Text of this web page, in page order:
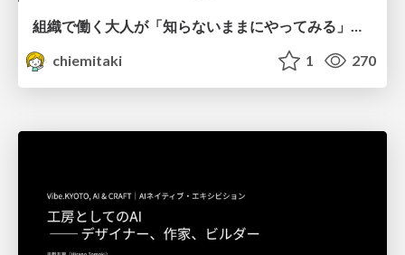
組織で働く大人が「知らないままにやってみる」を取り戻す方法とその意味〜企業で働く実務家による実践知の言語化を事例とした考察〜
chiemitaki
1 270